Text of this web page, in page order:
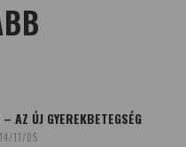
AZ ÚJ GYEREKBETEGSÉG
11/05